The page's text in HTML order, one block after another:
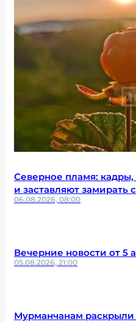
Северное пламя:
и заставляют замирать
06.08.2026, 08:00
Вечерние новости от 5
05.08.2026, 21:00
Мурманчанам